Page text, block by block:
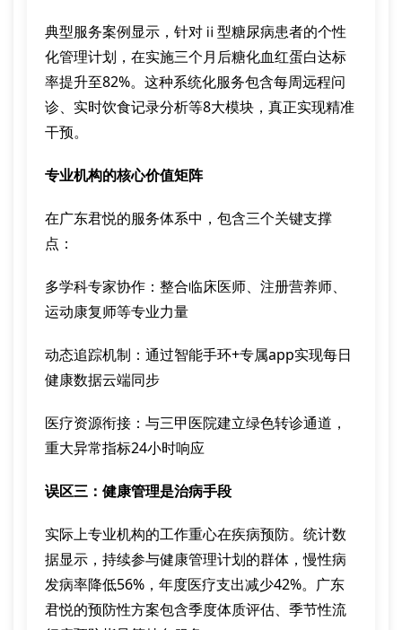
典型服务案例显示，针对ⅱ型糖尿病患者的个性
化管理计划，在实施三个月后糖化血红蛋白达标
率提升至82%。这种系统化服务包含每周远程问
诊、实时饮食记录分析等8大模块，真正实现精准
干预。
专业机构的核心价值矩阵
在广东君悦的服务体系中，包含三个关键支撑
点：
多学科专家协作：整合临床医师、注册营养师、
运动康复师等专业力量
动态追踪机制：通过智能手环+专属app实现每日
健康数据云端同步
医疗资源衔接：与三甲医院建立绿色转诊通道，
重大异常指标24小时响应
误区三：健康管理是治病手段
实际上专业机构的工作重心在疾病预防。统计数
据显示，持续参与健康管理计划的群体，慢性病
发病率降低56%，年度医疗支出减少42%。广东
君悦的预防性方案包含季度体质评估、季节性流